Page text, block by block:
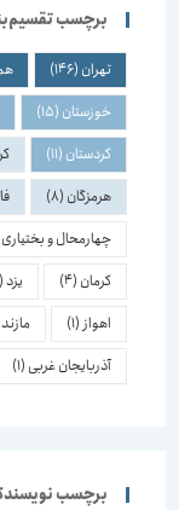
برچسب
تهران(146)
خوزستان(15)
کردستان(11)
هرمزگان(8)
چهارمحال و بختیاری(4)
کرمان(4)
(3)
اهواز(1) مازندران
آذربایجان غربی(1)
برچسب